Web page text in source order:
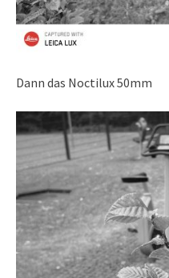
Dann das Noctilux 50mm